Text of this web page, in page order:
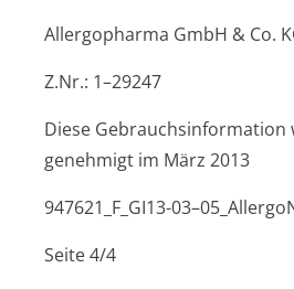
Allergopharma GmbH & Co.
Z.Nr.: 1–29247
Diese Gebrauchsinformation
genehmigt im März 2013
947621_F_GI13-
Seite 4/4